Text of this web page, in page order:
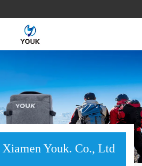
Youk. Co., Ltd